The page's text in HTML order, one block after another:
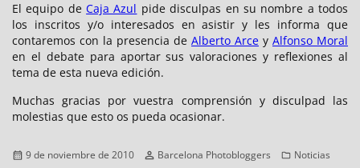
El equipo deCaja Azul pide disculpas en su nombre a todos
los inscritos y/o interesados en asistir y les informa que
contaremos con la presencia de Alberto Arce y Alfonso Moral
en el debate para aportar sus valoraciones y reflexiones al
tema de esta nueva edición.
Muchas gracias por vuestra comprensión y disculpad las
molestias que esto os pueda ocasionar.
Publicado
9 de noviembre de 2010 Autor
Barcelona Photobloggers Categorías
Noticias